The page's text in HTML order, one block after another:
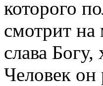
которого
смотрит на
слава
Человек он